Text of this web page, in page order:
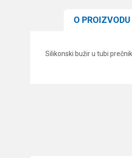
O PROIZVODU
Silikonski bužir u tubi